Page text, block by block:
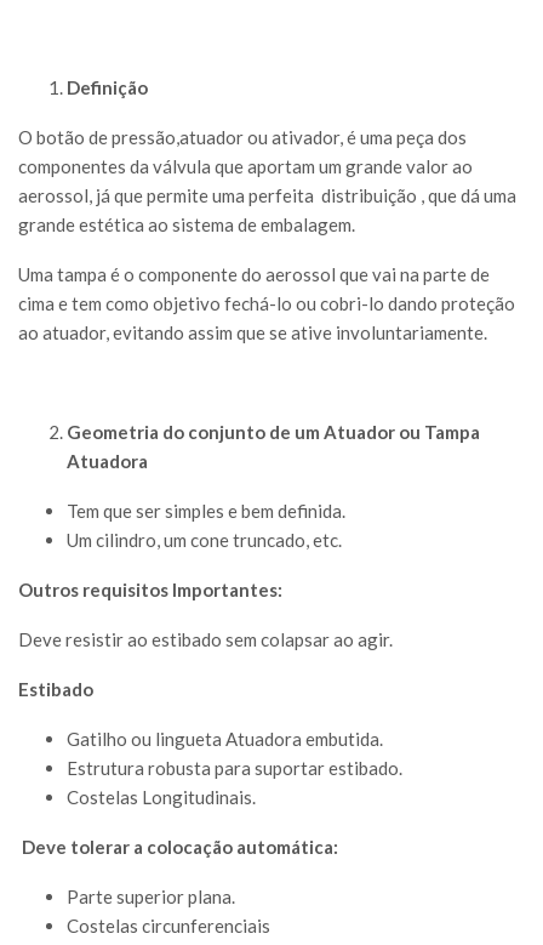
Definição
O botão de pressão,atuador ou ativador, é uma peça dos
componentes da válvula que aportam um grande valor ao
aerossol, já que permite uma perfeita distribuição , que dá uma
grande estética ao sistema de embalagem.
Uma tampa é o componente do aerossol que vai na parte de
cima e tem como objetivo fechá-lo ou cobri-lo dando proteção
ao atuador, evitando assim que se ative involuntariamente.
Geometria do conjunto de um Atuador ou Tampa
Atuadora
Tem que ser simples e bem definida.
Um cilindro, um cone truncado, etc.
Outros requisitos Importantes:
Deve resistir ao estibado sem colapsar ao agir.
Estibado
Gatilho ou lingueta Atuadora embutida.
Estrutura robusta para suportar estibado.
Costelas Longitudinais.
Deve tolerar a colocação automática:
Parte superior plana.
Costelas circunferenciais